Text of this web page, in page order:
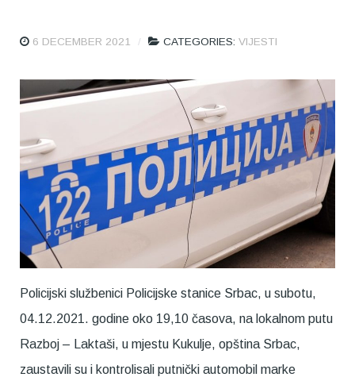
6 DECEMBER 2021 CATEGORIES: VIJESTI
Policijski službenici Policijske stanice Srbac, u subotu,
04.12.2021. godine oko 19,10 časova, na lokalnom putu
Razboj – Laktaši, u mjestu Kukulje, opština Srbac,
zaustavili su i kontrolisali putnički automobil marke